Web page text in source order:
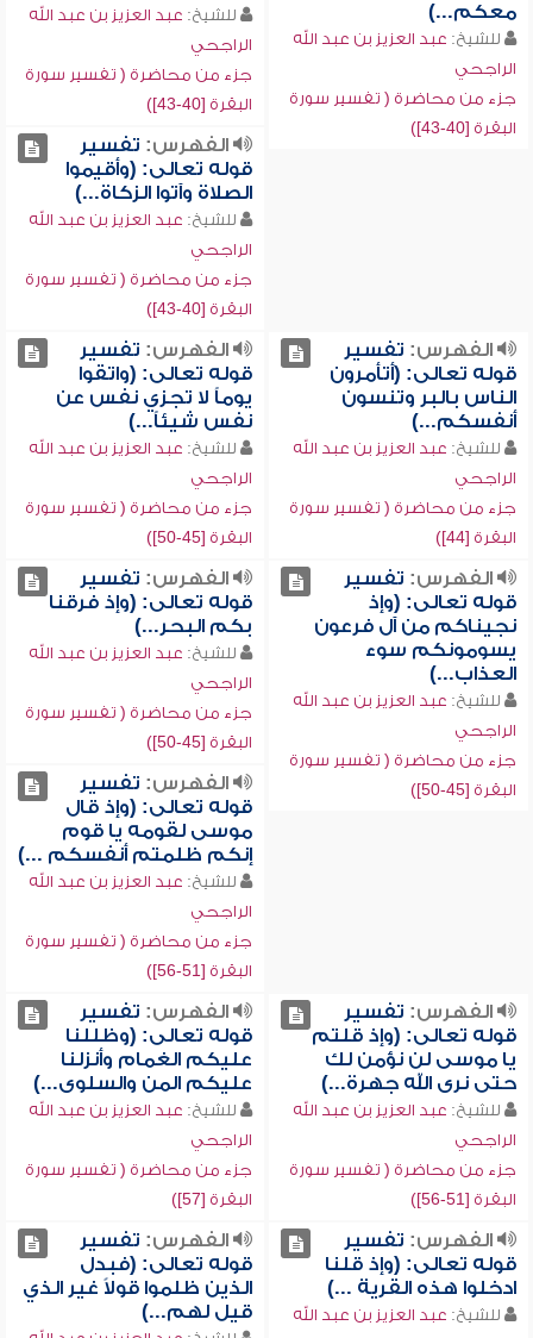
معكم...)
للشيخ: عبد العزيز بن عبد الله
الراجحي
جزء من محاضرة ( تفسير سورة
البقرة [40-43])
للشيخ: عبد العزيز بن عبد الله
الراجحي
جزء من محاضرة ( تفسير سورة
البقرة [40-43])
الفهرس: تفسير
قوله تعالى: (وأقيموا
الصلاة وآتوا الزكاة...)
للشيخ: عبد العزيز بن عبد الله
الراجحي
جزء من محاضرة ( تفسير سورة
البقرة [40-43])
الفهرس: تفسير
قوله تعالى: (أتأمرون
الناس بالبر وتنسون
أنفسكم...)
للشيخ: عبد العزيز بن عبد الله
الراجحي
جزء من محاضرة ( تفسير سورة
البقرة [44])
الفهرس: تفسير
قوله تعالى: (واتقوا
يوماً لا تجزي نفس عن
نفس شيئاً...)
للشيخ: عبد العزيز بن عبد الله
الراجحي
جزء من محاضرة ( تفسير سورة
البقرة [45-50])
الفهرس: تفسير
قوله تعالى: (وإذ
نجيناكم من آل فرعون
يسومونكم سوء
العذاب...)
للشيخ: عبد العزيز بن عبد الله
الراجحي
جزء من محاضرة ( تفسير سورة
البقرة [45-50])
الفهرس: تفسير
قوله تعالى: (وإذ فرقنا
بكم البحر...)
للشيخ: عبد العزيز بن عبد الله
الراجحي
جزء من محاضرة ( تفسير سورة
البقرة [45-50])
الفهرس: تفسير
قوله تعالى: (وإذ قال
موسى لقومه يا قوم
إنكم ظلمتم أنفسكم ...)
للشيخ: عبد العزيز بن عبد الله
الراجحي
جزء من محاضرة ( تفسير سورة
البقرة [51-56])
الفهرس: تفسير
قوله تعالى: (وإذ قلتم
يا موسى لن نؤمن لك
حتى نرى الله جهرة...)
للشيخ: عبد العزيز بن عبد الله
الراجحي
جزء من محاضرة ( تفسير سورة
البقرة [51-56])
الفهرس: تفسير
قوله تعالى: (وظللنا
عليكم الغمام وأنزلنا
عليكم المن والسلوى...)
للشيخ: عبد العزيز بن عبد الله
الراجحي
جزء من محاضرة ( تفسير سورة
البقرة [57])
الفهرس: تفسير
قوله تعالى: (وإذ قلنا
ادخلوا هذه القرية ...)
للشيخ: عبد العزيز بن عبد الله
الفهرس: تفسير
قوله تعالى: (فبدل
الذين ظلموا قولاً غير الذي
قيل لهم...)